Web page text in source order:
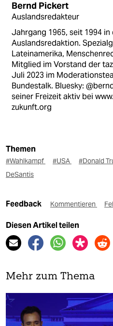
Bernd Pickert
Auslandsredakteur
Jahrgang 1965, seit 1994 in
Auslandsredaktion.
Lateinamerika,
Mitglied im Vorstand der
Juli 2023 im
Bundestalk. Bluesky:
seiner Freizeit aktiv bei
zukunft.org
Themen
#Wahlkampf #USA #Donald
DeSantis
Feedback Kommentieren
Diesen Artikel teilen
Mehr zum Thema